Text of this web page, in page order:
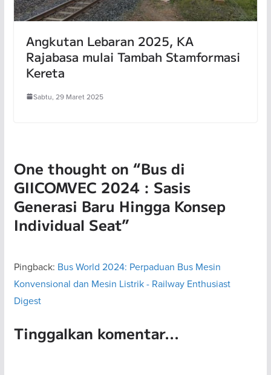
Angkutan Lebaran 2025, KA
Rajabasa mulai Tambah Stamformasi
Kereta
Sabtu, 29 Maret 2025
One thought on “Bus di
GIICOMVEC 2024 : Sasis
Generasi Baru Hingga Konsep
Individual Seat”
Pingback: Bus World 2024: Perpaduan Bus Mesin
Konvensional dan Mesin Listrik - Railway Enthusiast
Digest
Tinggalkan komentar...